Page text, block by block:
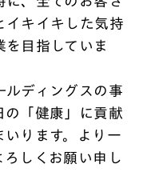
イキイキした気持
を目指していま
ルディングスの事
の「健康」に貢献
いります。より一
ろしくお願い申し